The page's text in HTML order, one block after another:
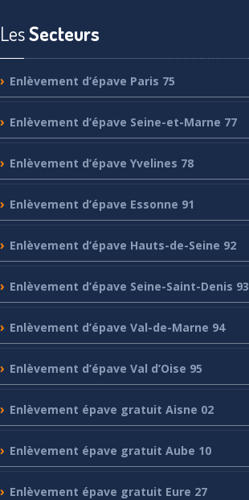
LesSecteurs
Enlèvement d’épave Paris 75
Enlèvement d’épave Seine-et-Marne 77
Enlèvement d’épave Yvelines 78
Enlèvement d’épave Essonne 91
Enlèvement d’épave Hauts-de-Seine 92
Enlèvement d’épave Seine-Saint-Denis 93
Enlèvement d’épave Val-de-Marne 94
Enlèvement d’épave Val d’Oise 95
Enlèvement épave gratuit Aisne 02
Enlèvement épave gratuit Aube 10
Enlèvement épave gratuit Eure 27